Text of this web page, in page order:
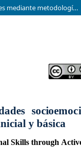
Desarrollo de habilidades socioemocionales mediante metodologías activas en educación inicial y básica